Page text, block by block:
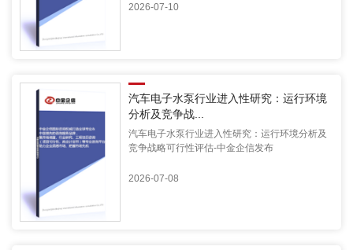
2026-07-10
汽车电子水泵行业进入性研究：运行环境
分析及竞争战...
汽车电子水泵行业进入性研究：运行环境分析及
竞争战略可行性评估-中金企信发布
2026-07-08